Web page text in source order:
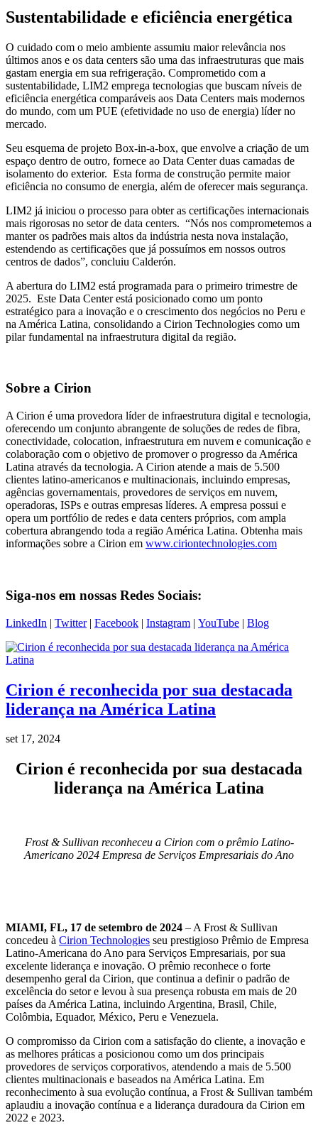
Sustentabilidade e eficiência energética
O cuidado com o meio ambiente assumiu maior relevância nos
últimos anos e os data centers são uma das infraestruturas que mais
gastam energia em sua refrigeração. Comprometido com a
sustentabilidade, LIM2 emprega tecnologias que buscam níveis de
eficiência energética comparáveis aos Data Centers mais modernos
do mundo, com um PUE (efetividade no uso de energia) líder no
mercado.
Seu esquema de projeto Box-in-a-box, que envolve a criação de um
espaço dentro de outro, fornece ao Data Center duas camadas de
isolamento do exterior. Esta forma de construção permite maior
eficiência no consumo de energia, além de oferecer mais segurança.
LIM2 já iniciou o processo para obter as certificações internacionais
mais rigorosas no setor de data centers. “Nós nos comprometemos a
manter os padrões mais altos da indústria nesta nova instalação,
estendendo as certificações que já possuímos em nossos outros
centros de dados”, concluiu Calderón.
A abertura do LIM2 está programada para o primeiro trimestre de
2025. Este Data Center está posicionado como um ponto
estratégico para a inovação e o crescimento dos negócios no Peru e
na América Latina, consolidando a Cirion Technologies como um
pilar fundamental na infraestrutura digital da região.
Sobre a Cirion
A Cirion é uma provedora líder de infraestrutura digital e tecnologia,
oferecendo um conjunto abrangente de soluções de redes de fibra,
conectividade, colocation, infraestrutura em nuvem e comunicação e
colaboração com o objetivo de promover o progresso da América
Latina através da tecnologia. A Cirion atende a mais de 5.500
clientes latino-americanos e multinacionais, incluindo empresas,
agências governamentais, provedores de serviços em nuvem,
operadoras, ISPs e outras empresas líderes. A empresa possui e
opera um portfólio de redes e data centers próprios, com ampla
cobertura abrangendo toda a região América Latina. Obtenha mais
informações sobre a Cirion em www.ciriontechnologies.com
Siga-nos em nossas Redes Sociais:
LinkedIn | Twitter| Facebook | Instagram | YouTube | Blog
Cirion é reconhecida por sua destacada
liderança na América Latina
set 17, 2024
Cirion é reconhecida por sua destacada
liderança na América Latina
Frost & Sullivan reconheceu a Cirion com o prêmio Latino-
Americano 2024 Empresa de Serviços Empresariais do Ano
MIAMI, FL, 17 de setembro de 2024 – A Frost & Sullivan
concedeu à Cirion Technologies seu prestigioso Prêmio de Empresa
Latino-Americana do Ano para Serviços Empresariais, por sua
excelente liderança e inovação. O prêmio reconhece o forte
desempenho geral da Cirion, que continua a definir o padrão de
excelência do setor e levou à sua presença robusta em mais de 20
países da América Latina, incluindo Argentina, Brasil, Chile,
Colômbia, Equador, México, Peru e Venezuela.
O compromisso da Cirion com a satisfação do cliente, a inovação e
as melhores práticas a posicionou como um dos principais
provedores de serviços corporativos, atendendo a mais de 5.500
clientes multinacionais e baseados na América Latina. Em
reconhecimento à sua evolução contínua, a Frost & Sullivan também
aplaudiu a inovação contínua e a liderança duradoura da Cirion em
2022 e 2023.